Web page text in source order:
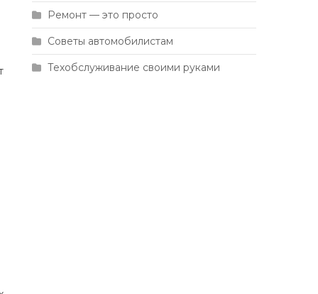
Ремонт — это просто
Советы автомобилистам
Техобслуживание своими руками